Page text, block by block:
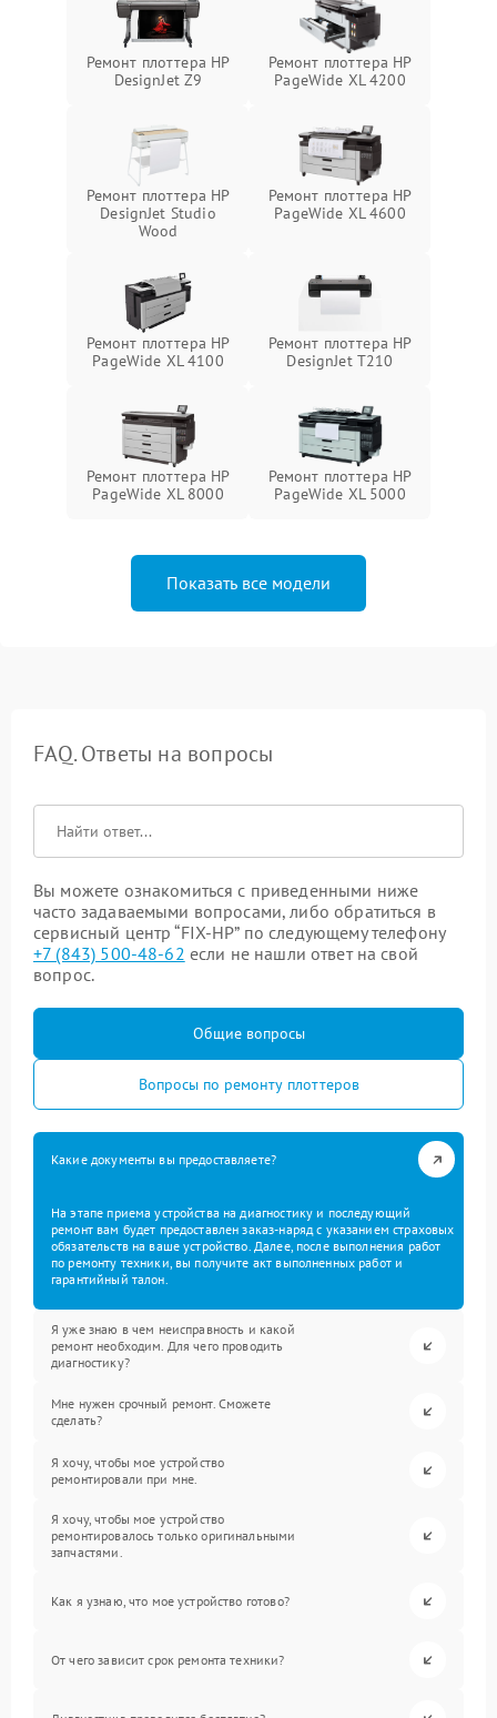
Ремонт плоттера HP
DesignJet Z9
Ремонт плоттера HP
PageWide XL 4200
Ремонт плоттера HP
DesignJet Studio
Wood
Ремонт плоттера HP
PageWide XL 4600
Ремонт плоттера HP
PageWide XL 4100
Ремонт плоттера HP
DesignJet T210
Ремонт плоттера HP
PageWide XL 8000
Ремонт плоттера HP
PageWide XL 5000
Показать все модели
FAQ. Ответы на вопросы
Вы можете ознакомиться с приведенными ниже
часто задаваемыми вопросами, либо обратиться в
сервисный центр “FIX-HP” по следующему телефону
+7 (843) 500-48-62 если не нашли ответ на свой
вопрос.
Общие вопросы
Вопросы по ремонту плоттеров
Какие документы вы предоставляете?
На этапе приема устройства на диагностику и последующий
ремонт вам будет предоставлен заказ-наряд с указанием страховых
обязательств на ваше устройство. Далее, после выполнения работ
по ремонту техники, вы получите акт выполненных работ и
гарантийный талон.
Я уже знаю в чем неисправность и какой
ремонт необходим. Для чего проводить
диагностику?
Мне нужен срочный ремонт. Сможете
сделать?
Я хочу, чтобы мое устройство
ремонтировали при мне.
Я хочу, чтобы мое устройство
ремонтировалось только оригинальными
запчастями.
Как я узнаю, что мое устройство готово?
От чего зависит срок ремонта техники?